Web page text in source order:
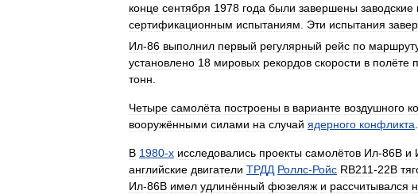
конце сентября 1978 года были завершены заводские
сертификационным испытаниям Эти испытания
Ил-86 выполнил первый регулярный рейс по
установлено 18 мировых рекордов скорости в полёте
тонн
Четыре самолёта построены в варианте воздушного
вооружёнными силами на случай ядерного конфликта
В 1980-х исследовались проекты самолётов Ил-86В и
английские двигатели ТРДД Роллс-Ройс RB211-22В
Ил-86В имел удлинённый фюзеляж и рассчитывался